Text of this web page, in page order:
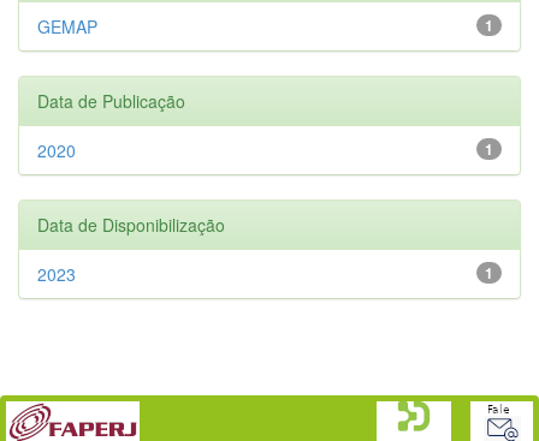
1
GEMAP
Data de Publicação
1
2020
Data de Disponibilização
1
2023